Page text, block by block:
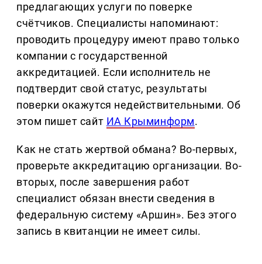
предлагающих услуги по поверке
счётчиков. Специалисты напоминают:
проводить процедуру имеют право только
компании с государственной
аккредитацией. Если исполнитель не
подтвердит свой статус, результаты
поверки окажутся недействительными. Об
этом пишет сайт ИА Крыминформ.
Как не стать жертвой обмана? Во-первых,
проверьте аккредитацию организации. Во-
вторых, после завершения работ
специалист обязан внести сведения в
федеральную систему «Аршин». Без этого
запись в квитанции не имеет силы.